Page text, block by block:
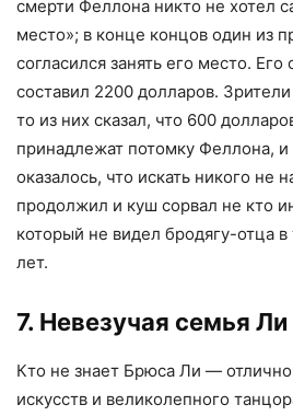
смерти Феллона никто не хотел
место»; в конце концов один из
согласился занять его место.
составил 2200 долларов.
то из них сказал, что 600
принадлежат потомку Феллона,
оказалось, что искать никого не
продолжил и куш сорвал не кто
который не видел бродягу-отца
лет.
7. Невезучая семья Ли
Кто не знает Брюса Ли —
искусств и великолепного